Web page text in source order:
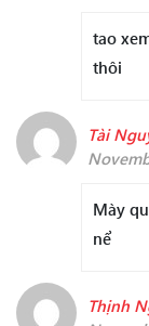
tao
thôi
Tài
Mày
nể
Thịnh